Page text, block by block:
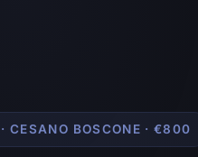
CESANO BOSCONE · €800